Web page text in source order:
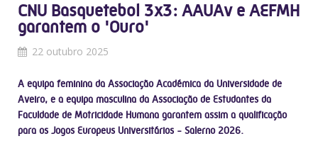
CNU Basquetebol 3x3: AAUAv e AEFMH
garantem o 'Ouro'
22 outubro 2025
A equipa feminina da Associação Académica da Universidade de
Aveiro, e a equipa masculina da Associação de Estudantes da
Faculdade de Motricidade Humana garantem assim a qualificação
para os Jogos Europeus Universitários - Salerno 2026.